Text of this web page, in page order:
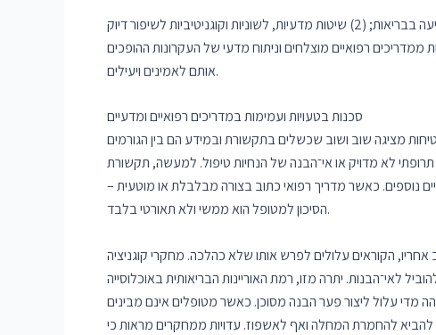
המשך המאמר יבחן ארבעה היבטים מרכזיים: (1) מדוע וכיצד טעויות במדריכים רפואיים או מדעיים עלולות להוביל לסיכון ממשי ולפגיעה בבריאות; (2) שיטות מדעיות, לשוניות וקוגניטיביות לשיפור דיוק
לתקשורת יעילה ואחראית במדריכים רפואיים ומדעיים כדי למנוע טעויות ופגיעה אפשרית; (4) דוגמאות ממדריכים רפואיים מוצלחים וניתוח מדעי של העקרונות ההופכים
אותם לאמינים ויעילים.
סכנות בטעויות ועמימות במדריכים רפואיים ומדעיים
מציגה שוב ושוב שכשלים בתקשורת ובמידע הם בין הגורמים
תרופתי לא מדויק או אי־הבנה של הנחיות טיפול. למעשה, תקשורת
נוספים. כאשר מדריך רפואי כתוב בצורה מבלבלת או מוטעית –
הסיכון למטופל הוא ממשי ולא תאורטי בלבד.
הקוראים עלולים לפרש אותו שלא כהלכה. מחקרי קוגניציה
לאי־הבנות. יתרה מזו, רמת האוריינות הבריאותית באוכלוסייה
מדי עלול ליצור פער הבנה מסוכן. כאשר מטופלים אינם מבינים
להביא להחמרת המחלה ואף לאשפוז. עדויות ממחקרים מראות כי